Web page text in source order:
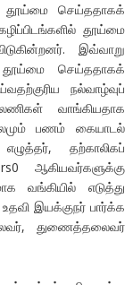
தூய்மை செய்ததாகக்
தூய்மை
இவ்வாறு
தூய்மை செய்ததாகக்
நல்வாழ்வுப்
வாங்கியதாக
பணம் கையாடல்
எழுத்தர், தற்காலிகப்
ஆகியவர்களுக்கு
வங்கியில் எடுத்து
இயக்குநர் பார்க்க
துணைத்தலைவர்